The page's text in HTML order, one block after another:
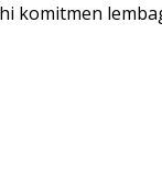
komitmen